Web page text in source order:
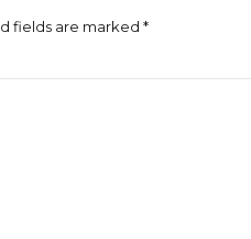
fields are marked *